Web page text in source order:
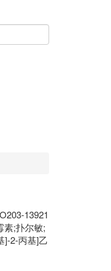
13921
素;扑尔敏;
]-2-丙基]乙